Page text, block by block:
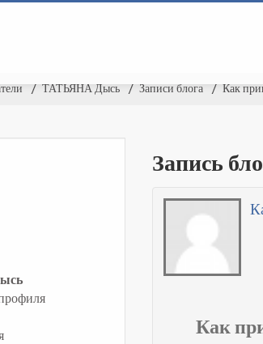
▶︎ ТАТЬЯНА Дысь ▶︎ Записи блога ▶︎ Как
Запись
Как